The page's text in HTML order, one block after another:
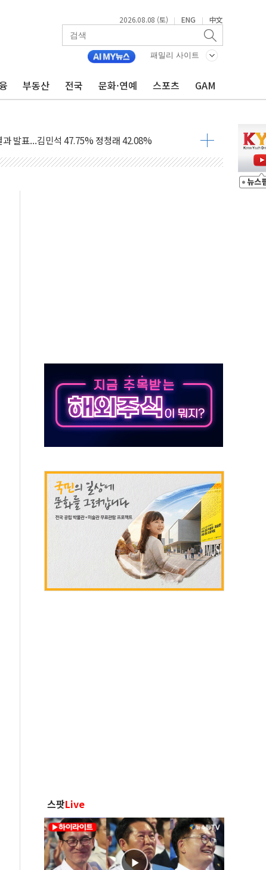
2026.08.08 (토) | ENG | 中文
패밀리 사이트
부동산 전국 문화·연예 스포츠 GAM
태 주의보'...경북도, 호우 피해·통제구간 없어
차 재역전 성공...金 45.42% vs 鄭 44.56%
청래·김민석 당대표 후보
정청래에 승리...47.75% vs 42.08%
발표...김민석 47.75% 정청래 42.08%
...김민석 52.64% 정청래 39.89% 송영길 7.47%
습 한계·탄약 부족 현실화
는 일 없게"…'결혼 페널티' 22개 과제 손본다
트 전복…1명 사망·1명 실종
아친 정청래…제주 연설서 신경전 고조
시…與 "적극 환영"·野 "졸속 국정"
스팟Live